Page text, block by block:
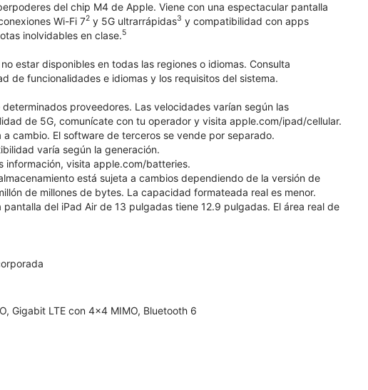
del chip M4 de Apple. Viene con una espectacular pantalla
Wi-Fi 72 y 5G ultrarrápidas3 y compatibilidad con apps
inolvidables en clase.5
estar disponibles en todas las regiones o idiomas. Consulta
de funcionalidades e idiomas y los requisitos del sistema.
proveedores. Las velocidades varían según las
de 5G, comunícate con tu operador y visita apple.com/ipad/cellular.
cambio. El software de terceros se vende por separado.
varía según la generación.
información, visita apple.com/batteries.
está sujeta a cambios dependiendo de la versión de
de millones de bytes. La capacidad formateada real es menor.
del iPad Air de 13 pulgadas tiene 12.9 pulgadas. El área real de
Gigabit LTE con 4x4 MIMO, Bluetooth 6